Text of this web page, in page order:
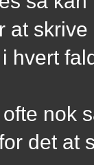
at
hvert
nok
det at